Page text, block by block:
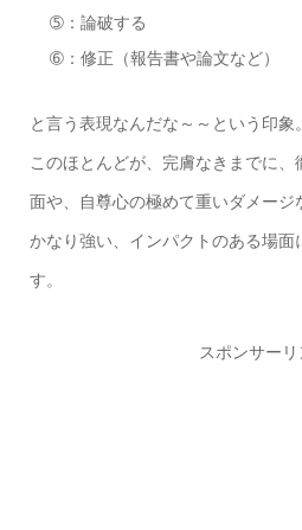
➄：論破する
➅：修正（報告書や論文など）
と言う表現なんだな～～という印象。
このほとんどが、完膚なきまでに
面や、自尊心の極めて重いダメージ
かなり強い、インパクトのある場面
す。
スポンサーリ